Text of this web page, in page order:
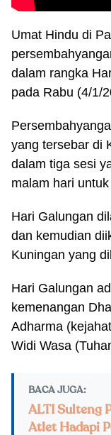
Umat Hindu di
dalam rangka
pada Rabu (4/1/
yang tersebar di
dalam tiga sesi
malam hari
Hari Galungan
dan kemudian
Kuningan yang
Hari Galungan
kemenangan
Adharma
Widi Wasa
BACA JUGA:
ALTI Sulteng
Atlet Hadapi